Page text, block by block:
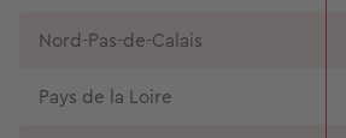
Nord-Pas-de-Calais
Pays de la Loire